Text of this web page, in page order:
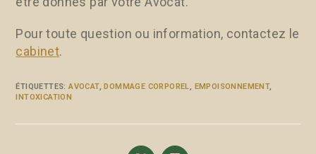
Pour toute question ou information, contactez le
cabinet.
ÉTIQUETTES:AVOCAT, DOMMAGE CORPOREL, EMPOISONNEMENT,
INTOXICATION